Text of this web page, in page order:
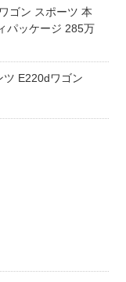
ゴン スポーツ 本
パッケージ 285万
ツ E220dワゴン